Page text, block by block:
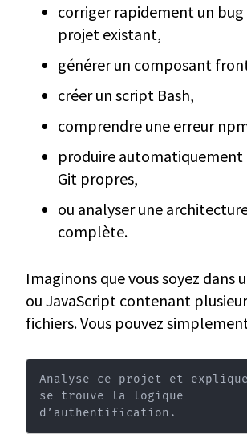
corriger rapidement un bug
projet existant,
générer un composant
créer un script Bash,
comprendre une erreur
produire automatiquement
Git propres,
ou analyser une
complète.
Imaginons que vous soyez dans
ou JavaScript contenant
fichiers. Vous pouvez
Analyse ce projet et
se trouve la logique
d’authentification.